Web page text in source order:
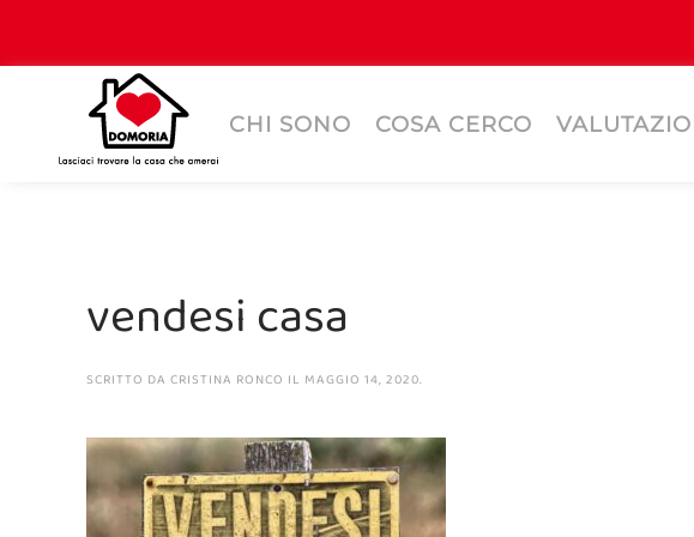
CHI SONO COSA CERCO
vendesi casa
SCRITTO DA CRISTINA RONCO IL MAGGIO 14, 2020.